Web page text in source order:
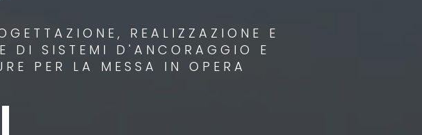
REALIZZAZIONE E
DI SISTEMI D'ANCORAGGIO E
PER LA MESSA IN OPERA